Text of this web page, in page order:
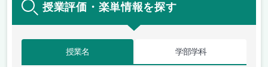
授業評価・楽単情報を探す
授業名 学部学科